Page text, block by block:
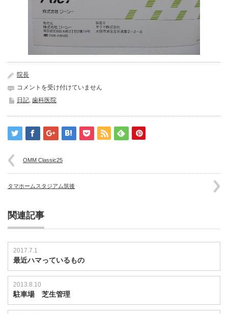
院長
サ
ラ
は
コメントを受け付けていません
日記, 歯科医院
OMM Classic25
タマホームスタジアム筑後
関連記事
2017.7.1
最近ハマっているもの
2013.8.10
駐車場 芝生管理